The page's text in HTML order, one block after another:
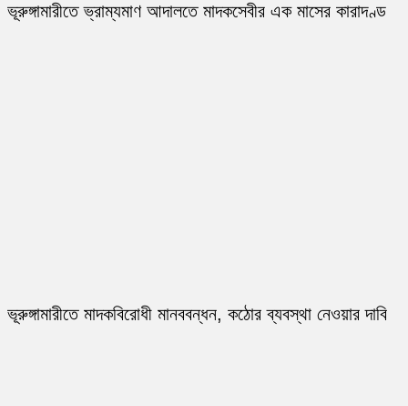
ভূরুঙ্গামারীতে ভ্রাম্যমাণ আদালতে মাদকসেবীর এক মাসের কারাদণ্ড
ভূরুঙ্গামারীতে মাদকবিরোধী মানববন্ধন, কঠোর ব্যবস্থা নেওয়ার দাবি